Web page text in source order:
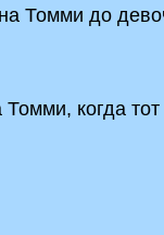
Томми до
когда